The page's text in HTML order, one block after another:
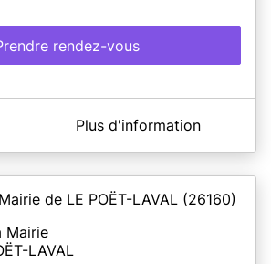
rendez-vous
Le Crès
de cartes nationales d’identité et
du lundi au vendredi de 9h à 12h et
vous accueillerons sur rendez-vous
via notre site internet
Plus d'information
Mairie de LE POËT-LAVAL (26160)
Mairie
LAVAL